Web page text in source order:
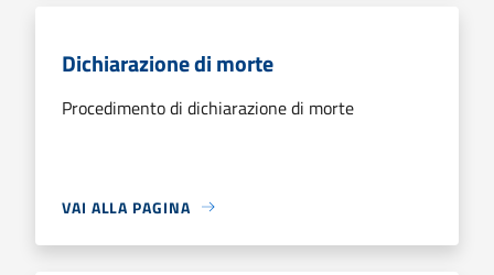
Dichiarazione di morte
Procedimento di dichiarazione di morte
VAI ALLA PAGINA